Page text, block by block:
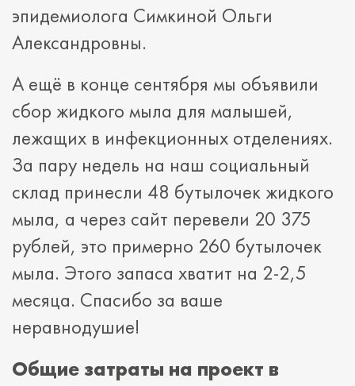
эпидемиолога Симкиной Ольги
Александровны.
А ещё в конце сентября мы объявили
сбор жидкого мыла для малышей,
лежащих в инфекционных отделениях.
За пару недель на наш социальный
склад принесли 48 бутылочек жидкого
мыла, а через сайт перевели 20 375
рублей, это примерно 260 бутылочек
мыла. Этого запаса хватит на 2-2,5
месяца. Спасибо за ваше
неравнодушие!
Общие затраты на проект в